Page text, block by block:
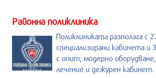
Районна поликлиника
Поликлиниката разполага с
специализирани кабинета и
с опит, модерно
лечение и дежурен кабинет.